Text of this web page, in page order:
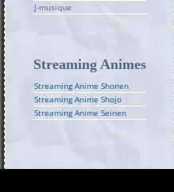
J-musique
Streaming Animes
Streaming Anime Shonen
Streaming Anime Shojo
Streaming Anime Seinen